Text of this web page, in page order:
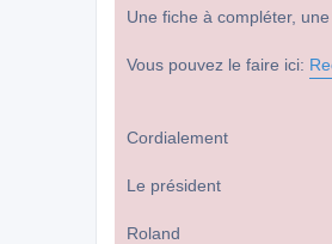
Une fiche à compléter,
Vous pouvez le faire ici:
Cordialement
Le président
Roland